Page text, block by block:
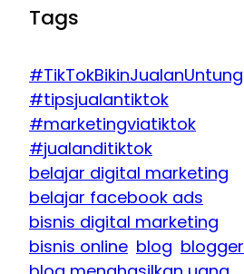
Tags
#TikTokBikinJualanUntung
#tipsjualantiktok
#marketingviatiktok
#jualanditiktok
belajar digital marketing
belajar facebook ads
bisnis digital marketing
bisnis online blog blogger